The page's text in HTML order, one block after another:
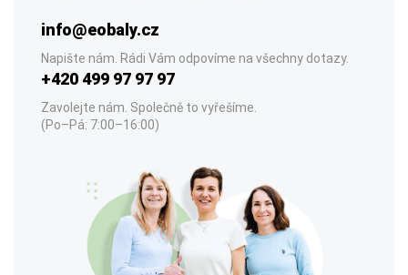
info@eobaly.cz
Napište nám. Rádi Vám odpovíme na všechny dotazy.
+420 499 97 97 97
Zavolejte nám. Společně to vyřešíme.
(Po–Pá: 7:00–16:00)